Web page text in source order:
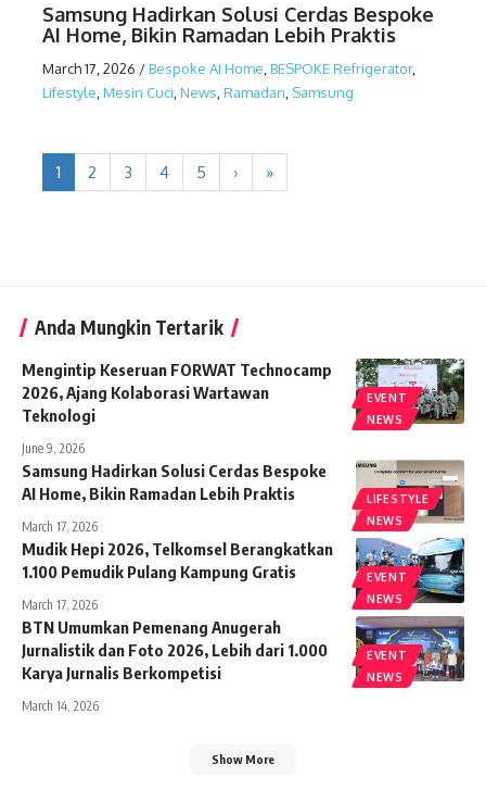
Samsung Hadirkan Solusi Cerdas Bespoke
AI Home, Bikin Ramadan Lebih Praktis
March 17, 2026 /Bespoke AI Home BESPOKE Refrigerator,
Lifestyle Mesin Cuci News Ramadan Samsung
1 2 3 4 5 › »
Anda Mungkin Tertarik
EVENT
NEWS
Mengintip Keseruan FORWAT Technocamp
2026, Ajang Kolaborasi Wartawan
Teknologi
June 9, 2026
LIFESTYLE
NEWS
Samsung Hadirkan Solusi Cerdas Bespoke
AI Home, Bikin Ramadan Lebih Praktis
March 17, 2026
EVENT
NEWS
Mudik Hepi 2026, Telkomsel Berangkatkan
1.100 Pemudik Pulang Kampung Gratis
March 17, 2026
EVENT
NEWS
BTN Umumkan Pemenang Anugerah
Jurnalistik dan Foto 2026, Lebih dari 1.000
Karya Jurnalis Berkompetisi
March 14, 2026
Show More